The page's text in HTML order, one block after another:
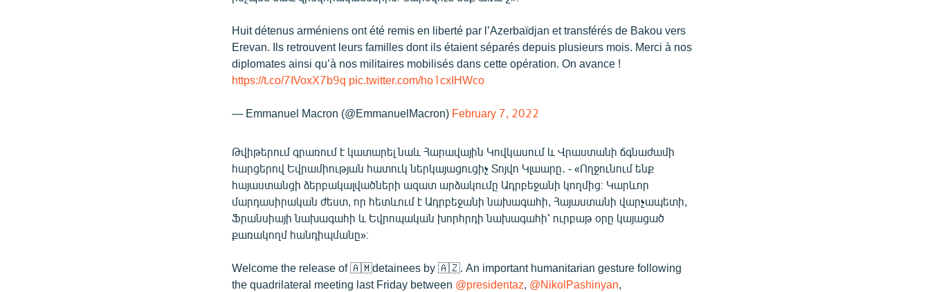
Huit détenus arméniens ont été remis en liberté par l’Azerbaïdjan et transférés de Bakou vers
Erevan. Ils retrouvent leurs familles dont ils étaient séparés depuis plusieurs mois. Merci à nos
diplomates ainsi qu’à nos militaires mobilisés dans cette opération. On avance !
https://t.co/7IVoxX7b9q pic.twitter.com/ho1cxIHWco
— Emmanuel Macron (@EmmanuelMacron) February 7, 2022
Թվիթերում գրառում է կատարել նաև Հարավային Կովկասում և Վրաստանի ճգնաժամի
հարցերով Եվրամիության հատուկ ներկայացուցիչ Տոյվո Կլաարը․ - «Ողջունում ենք
հայաստանցի ձերբակալվածների ազատ արձակումը Ադրբեջանի կողմից։ Կարևոր
մարդասիրական ժեստ, որ հետևում է Ադրբեջանի նախագահի, Հայաստանի վարչապետի,
Ֆրանսիայի նախագահի և Եվրոպական խորհրդի նախագահի՝ ուրբաթ օրը կայացած
քառակողմ հանդիպմանը»։
Welcome the release of 🇦🇲detainees by 🇦🇿. An important humanitarian gesture following
the quadrilateral meeting last Friday between @presidentaz, @NikolPashinyan,